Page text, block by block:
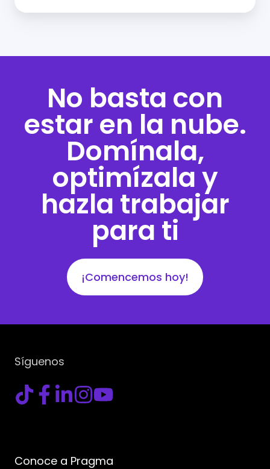
No basta con
estar en la nube.
Domínala,
optimízala y
hazla trabajar
para ti
¡Comencemos hoy!
Síguenos
Conoce a Pragma